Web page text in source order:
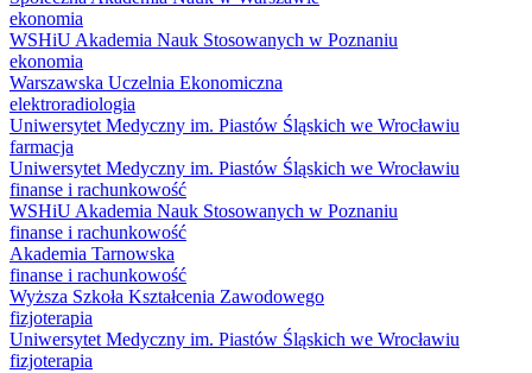
ekonomia
WSHiU Akademia Nauk Stosowanych w Poznaniu
ekonomia
Warszawska Uczelnia Ekonomiczna
elektroradiologia
Uniwersytet Medyczny im. Piastów Śląskich we Wrocławiu
farmacja
Uniwersytet Medyczny im. Piastów Śląskich we Wrocławiu
finanse i rachunkowość
WSHiU Akademia Nauk Stosowanych w Poznaniu
finanse i rachunkowość
Akademia Tarnowska
finanse i rachunkowość
Wyższa Szkoła Kształcenia Zawodowego
fizjoterapia
Uniwersytet Medyczny im. Piastów Śląskich we Wrocławiu
fizjoterapia